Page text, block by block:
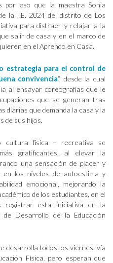
por eso que la maestra Sonia
la I.E. 2024 del distrito de Los
para distraer y relajar a la
salir de casa y en el marco de
en el Aprendo en Casa.
estrategia para el control de
convivencia”, desde la cual
al ensayar coreografías que le
que se generan tras
diarias que demanda la casa y la
de sus hijos.
cultura física – recreativa se
gratificantes, al elevar la
una sensación de placer y
los niveles de autoestima y
emocional, mejorando la
de los estudiantes, en el
registrar esta iniciativa en la
de Desarrollo de la Educación
desarrolla todos los viernes, vía
Física, pero esperan que